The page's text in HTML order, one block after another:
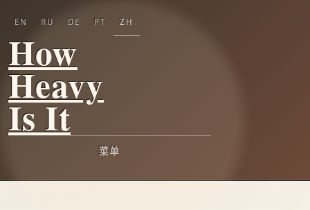
How
Heavy
Is It
菜单
EN RU DE PT ZH